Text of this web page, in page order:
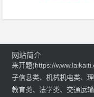
网站简介
来开题(https://
子信息类、机械机电类、
教育类、法学类、交通运